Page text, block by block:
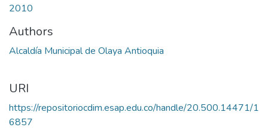
2010
Authors
Alcaldía Municipal de Olaya Antioquia
URI
https://repositoriocdim.esap.edu.co/handle/20.500.14471/1
6857